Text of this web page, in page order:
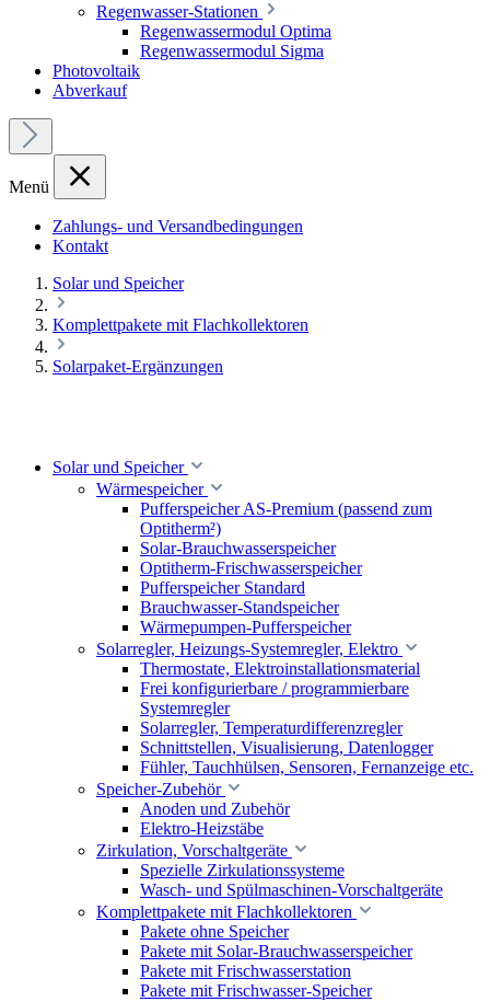
Regenwasser-Stationen
Regenwassermodul Optima
Regenwassermodul Sigma
Photovoltaik
Abverkauf
Menü
Zahlungs- und Versandbedingungen
Kontakt
Solar und Speicher
Komplettpakete mit Flachkollektoren
Solarpaket-Ergänzungen
Solar und Speicher
Wärmespeicher
Pufferspeicher AS-Premium (passend zum
Optitherm²)
Solar-Brauchwasserspeicher
Optitherm-Frischwasserspeicher
Pufferspeicher Standard
Brauchwasser-Standspeicher
Wärmepumpen-Pufferspeicher
Solarregler, Heizungs-Systemregler, Elektro
Thermostate, Elektroinstallationsmaterial
Frei konfigurierbare / programmierbare
Systemregler
Solarregler, Temperaturdifferenzregler
Schnittstellen, Visualisierung, Datenlogger
Fühler, Tauchhülsen, Sensoren, Fernanzeige etc.
Speicher-Zubehör
Anoden und Zubehör
Elektro-Heizstäbe
Zirkulation, Vorschaltgeräte
Spezielle Zirkulationssysteme
Wasch- und Spülmaschinen-Vorschaltgeräte
Komplettpakete mit Flachkollektoren
Pakete ohne Speicher
Pakete mit Solar-Brauchwasserspeicher
Pakete mit Frischwasserstation
Pakete mit Frischwasser-Speicher